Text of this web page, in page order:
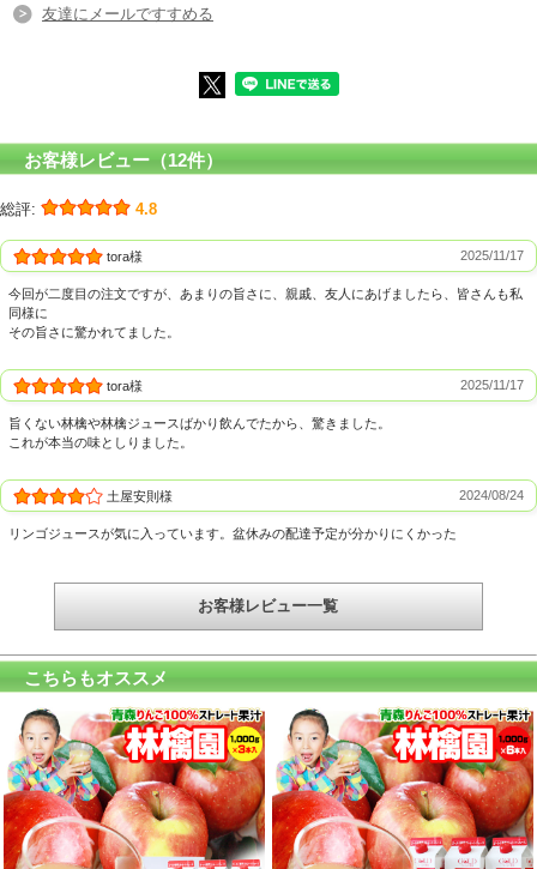
友達にメールですすめる
お客様レビュー（12件）
総評: 4.8
tora様 2025/11/17
今回が二度目の注文ですが、あまりの旨さに、親戚、友人にあげましたら、皆さんも私
同様に
その旨さに驚かれてました。
tora様 2025/11/17
旨くない林檎や林檎ジュースばかり飲んでたから、驚きました。
これが本当の味としりました。
土屋安則様 2024/08/24
リンゴジュースが気に入っています。盆休みの配達予定が分かりにくかった
お客様レビュー一覧
こちらもオススメ